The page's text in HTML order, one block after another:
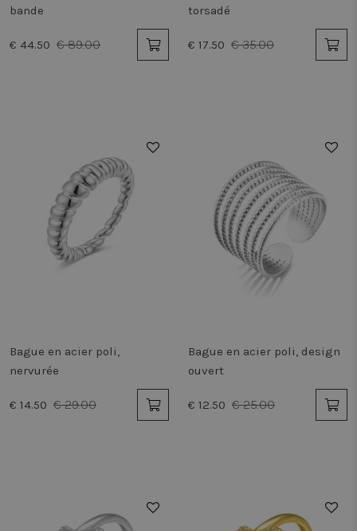
bande
€ 44.50 € 89.00
torsadé
€ 17.50 € 35.00
Bague en acier poli,
nervurée
€ 14.50 € 29.00
Bague en acier poli, design
ouvert
€ 12.50 € 25.00